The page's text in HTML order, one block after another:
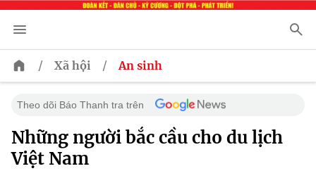
/ Xã hội / An sinh
Theo dõi Báo Thanh tra trên
Những người bắc cầu cho du lịch
Việt Nam